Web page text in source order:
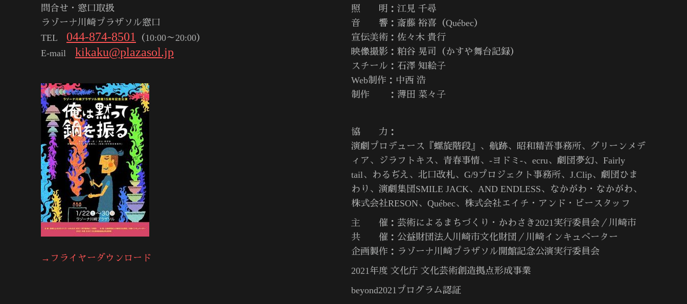
問合せ・窓口取扱
ラゾーナ川崎プラザソル窓口
TEL 044-874-8501
（10:00～20:00）
E-mail kikaku@plazasol.jp
→フライヤーダウンロード
照 明：江見 千尋
音 響：斎藤 裕喜（Québec）
宣伝美術：佐々木 貴行
映像撮影：粕谷 晃司（かすや舞台記録）
スチール：石澤 知絵子
Web制作：中西 浩
制作 ：薄田 菜々子
協 力：
演劇プロデュース『螺旋階段』、航跡、昭和精吾事務所、グリーンメデ
ィア、ジラフトキス、青春事情、-ヨドミ-、ecru、劇団夢幻、Fairly
tail、わるぢえ、北口改札、G/9プロジェクト事務所、J.Clip、劇団ひま
わり、演劇集団SMILE JACK、AND ENDLESS、なかがわ・なかがわ、
株式会社RESON、Québec、株式会社エイチ・アンド・ビースタッフ
主 催：芸術によるまちづくり・かわさき2021実行委員会／川崎市
共 催：公益財団法人川崎市文化財団／川崎インキュベーター
企画製作：ラゾーナ川崎プラザソル開館記念公演実行委員会
2021年度 文化庁 文化芸術創造拠点形成事業
beyond2021プログラム認証